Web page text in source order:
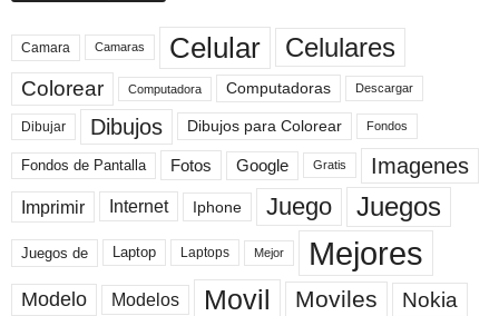
Camara Camaras Celular Celulares
Colorear Computadora Computadoras Descargar
Dibujar Dibujos Dibujos para Colorear Fondos
Fondos de Pantalla Fotos Google Gratis Imagenes
Imprimir Internet Iphone Juego Juegos
Juegos de Laptop Laptops Mejor Mejores
Modelo Modelos Movil Moviles Nokia